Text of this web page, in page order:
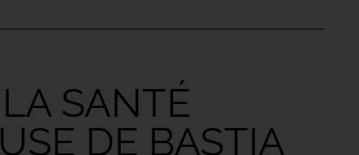
SANTÉ
DE BASTIA